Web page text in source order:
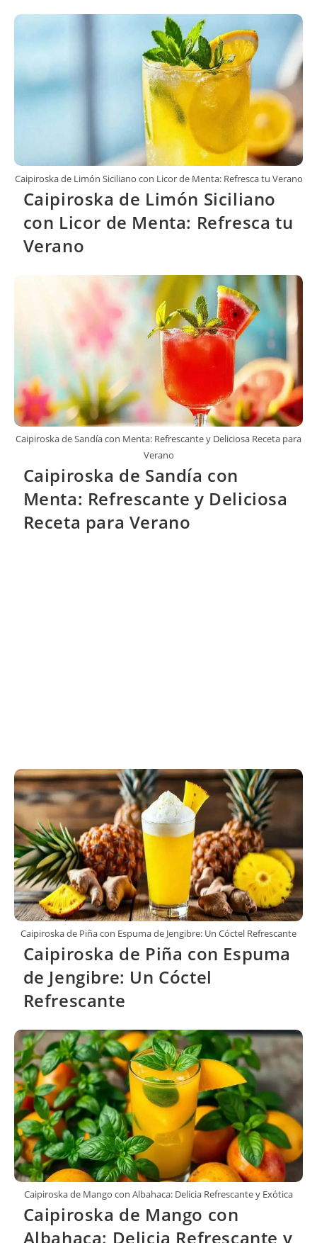
Caipiroska de Limón Siciliano con Licor de Menta: Refresca tu Verano
Caipiroska de Limón Siciliano
con Licor de Menta: Refresca tu
Verano
Caipiroska de Sandía con Menta: Refrescante y Deliciosa Receta para
Verano
Caipiroska de Sandía con
Menta: Refrescante y Deliciosa
Receta para Verano
Caipiroska de Piña con Espuma de Jengibre: Un Cóctel Refrescante
Caipiroska de Piña con Espuma
de Jengibre: Un Cóctel
Refrescante
Caipiroska de Mango con Albahaca: Delicia Refrescante y Exótica
Caipiroska de Mango con
Albahaca: Delicia Refrescante y